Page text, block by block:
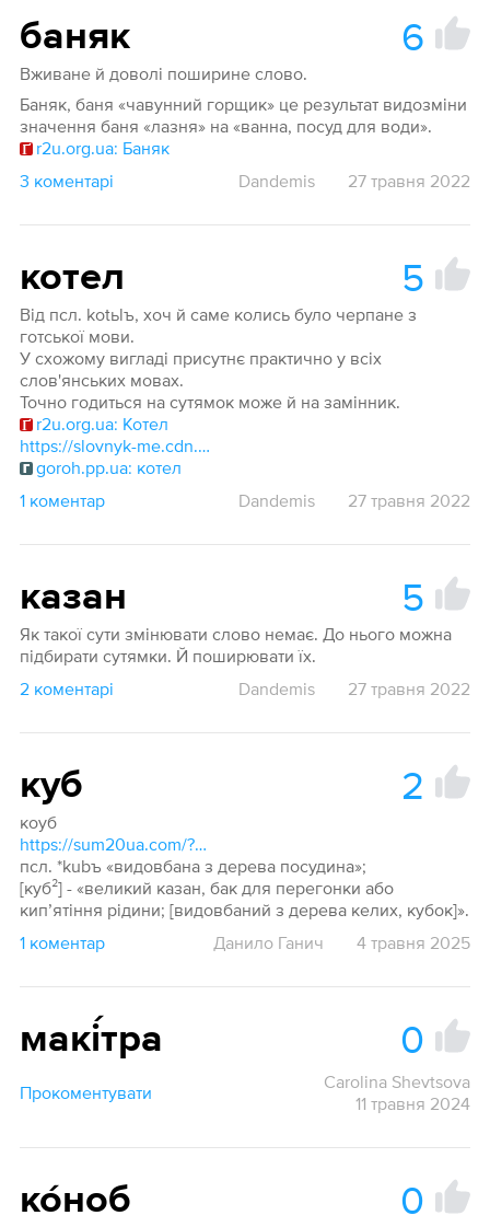
баняк 6
Вживане й доволі поширине слово.
Баняк, баня «чавунний горщик» це результат видозміни
значення баня «лазня» на «ванна, посуд для води».
r2u.org.ua: Баняк
3 коментарі
Dandemis 27 травня 2022
котел 5
Від псл. kotьlъ, хоч й саме колись було черпане з
готської мови.
У схожому вигладі присутнє практично у всіх
слов'янських мовах.
Точно годиться на сутямок може й на замінник.
r2u.org.ua: Котел
https://slovnyk-me.cdn.ampproject.org/v/s/slovnyk.me/amp/dict/hrinchenko/котел?amp_gsa=1&amp_js_v=a9&usqp=mq331AQKKAFQArABIIACAw==#amp_tf=Джерело: %1$s&aoh=16536672340262&referrer=https://www.google.com&ampshare=https://slovnyk.me/dict/hrinchenko/%D0%BA%D0%BE%D1%82%D0%B5%D0%BB
goroh.pp.ua: котел
1 коментар
Dandemis 27 травня 2022
казан 5
Як такої сути змінювати слово немає. До нього можна
підбирати сутямки. Й поширювати їх.
2 коментарі
Dandemis 27 травня 2022
куб 2
коуб
https://sum20ua.com/?wordid=45735&page=1446&searchWord=Куб#lid_45735
псл. *kubъ «видовбана з дерева посудина»;
[куб²] - «великий казан, бак для перегонки або
кип’ятіння рідини; [видовбаний з дерева келих, кубок]».
1 коментар
Данило Ганич 4 травня 2025
макі́тра 0
Прокоментувати
Carolina Shevtsova
11 травня 2024
ко́ноб 0